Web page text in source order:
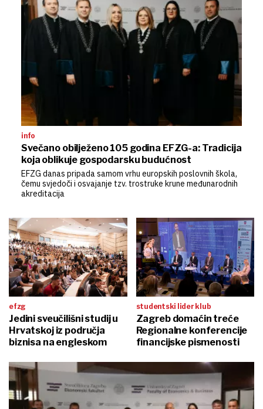
info
Svečano obilježeno 105 godina EFZG-a: Tradicija
koja oblikuje gospodarsku budućnost
EFZG danas pripada samom vrhu europskih poslovnih škola,
čemu svjedoči i osvajanje tzv. trostruke krune međunarodnih
akreditacija
efzg
Jedini sveučilišni studij u
Hrvatskoj iz područja
biznisa na engleskom
studentski lider klub
Zagreb domaćin treće
Regionalne konferencije
financijske pismenosti